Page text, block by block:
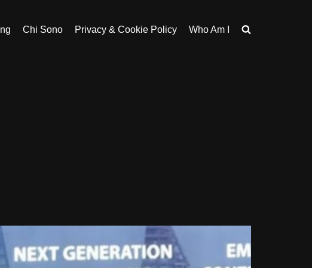
Chi Sono Privacy & Cookie Policy Who Am I